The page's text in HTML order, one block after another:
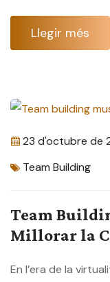
Llegir més
23 d'octubre de
Team Building
Team
Millorar la
En l’era de la